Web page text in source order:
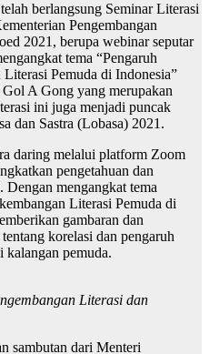
berlangsung Seminar Literasi
Pengembangan
2021, berupa webinar seputar
tema “Pengaruh
Pemuda di Indonesia”
A Gong yang merupakan
ini juga menjadi puncak
dan Sastra (Lobasa) 2021.
daring melalui platform Zoom
pengetahuan dan
Dengan mengangkat tema
Literasi Pemuda di
gambaran dan
korelasi dan pengaruh
kalangan pemuda.
Literasi dan
sambutan dari Menteri